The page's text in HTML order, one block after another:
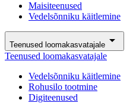
Maisiteenused
Vedelsõnniku käitlemine
Teenused loomakasvatajale arrow_drop_down
Teenused loomakasvatajale
Vedelsõnniku käitlemine
Rohusilo tootmine
Digiteenused